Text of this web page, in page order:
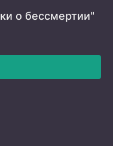
о бессмертии"